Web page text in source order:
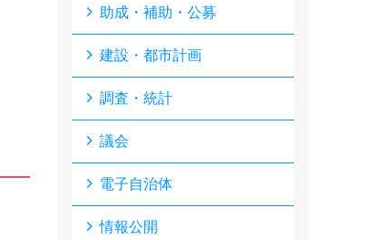
助成・補助・公募
建設・都市計画
調査・統計
議会
電子自治体
情報公開